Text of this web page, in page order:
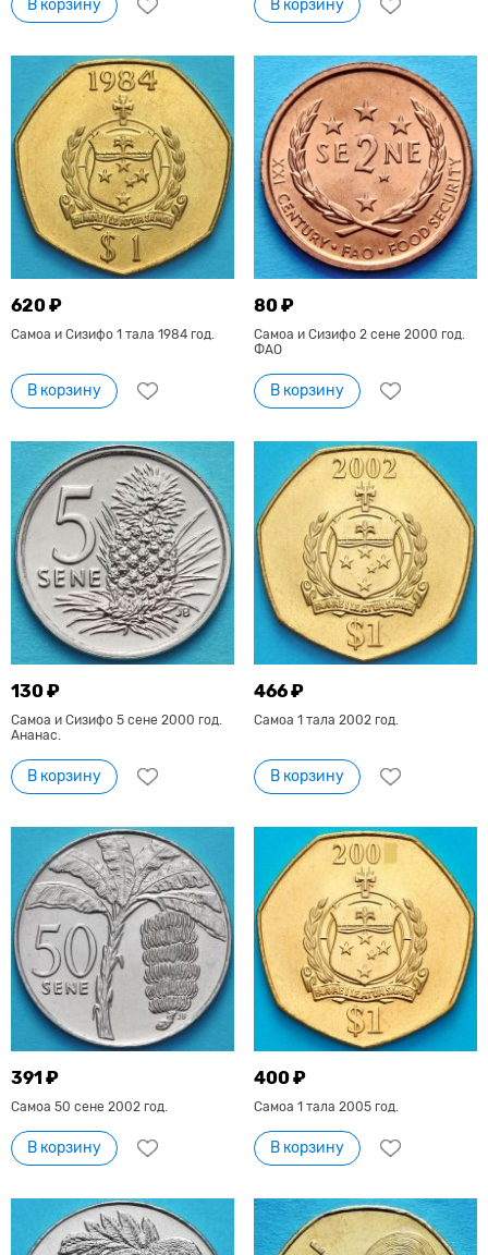
В корзину В корзину
620 ₽
Самоа и Сизифо 1 тала 1984 год.
В корзину
80 ₽
Самоа и Сизифо 2 сене 2000 год.
ФАО
В корзину
130 ₽
Самоа и Сизифо 5 сене 2000 год.
Ананас.
В корзину
466 ₽
Самоа 1 тала 2002 год.
В корзину
391 ₽
Самоа 50 сене 2002 год.
В корзину
400 ₽
Самоа 1 тала 2005 год.
В корзину